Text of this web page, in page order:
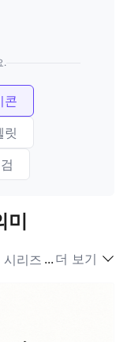
.
콘
릿
리즈의 팬들에게
... 더 보기